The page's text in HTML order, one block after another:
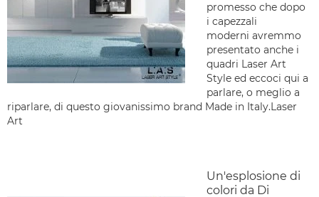
promesso che dopo
i capezzali
moderni avremmo
presentato anche i
quadri Laser Art
Style ed eccoci qui a
parlare, o meglio a
riparlare, di questo giovanissimo brand Made in Italy.Laser
Art
Un'esplosione di
colori da Di